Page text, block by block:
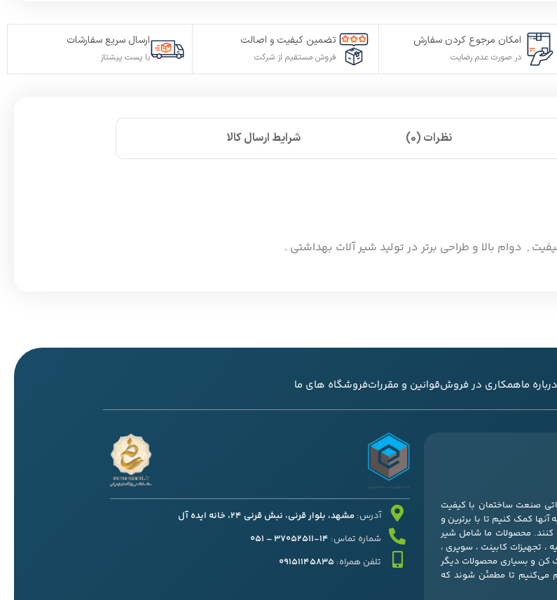
امکان مرجوع کردن سفارش
در صورت عدم رضایت
تضمین کیفیت و اصالت
فروش مستقیم از شرکت
ارسال سریع سفارشات
با پست پیشتاز
نظرات (0) شرایط ارسال کالا
, دوام بالا و طراحی برتر در تولید شیر آلات بهداشتی .
درباره ماهمکاری در فروشقوانین و مقرراتفروشگاه های ما
صنعت ساختمان با کیفیت
کمک کنیم تا با برترین و
محصولات ما شامل شیر
، تجهیزات کابینت ، سوپری ،
کن و بسیاری محصولات دیگر
می‌کنیم تا مطمئن شوند که
آدرس: مشهد، بلوار قرنی، نبش قرنی 24، خانه ایده آل
شماره تماس: 14-37052511 – 051
تلفن همراه: 09151145835